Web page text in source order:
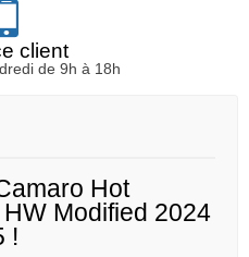
client
de 9h à 18h
Hot
Modified 2024
!